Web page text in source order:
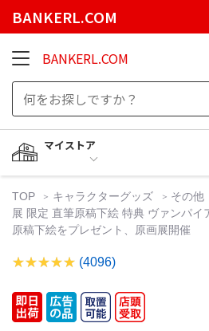
BANKERL.COM
BANKERL.COM
マイストア
TOP キャラクターグッズ その他
展 限定 直筆原稿下絵 特典 ヴァンパ
原稿下絵をプレゼント、原画展開催
(4096)